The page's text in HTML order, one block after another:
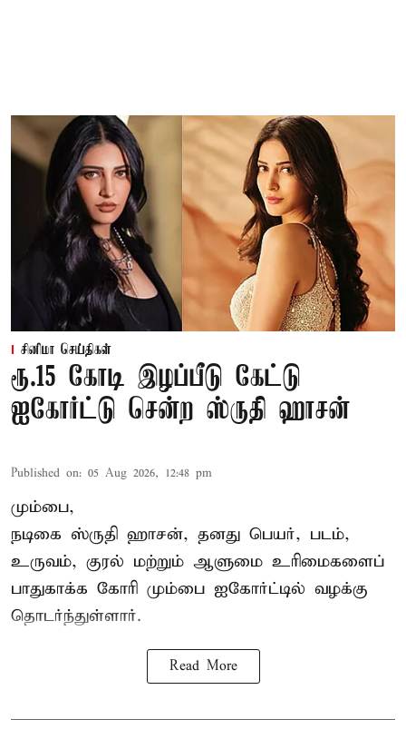
சினிமா செய்திகள்
ரூ.15 கோடி இழப்பீடு கேட்டு
ஐகோர்ட்டு சென்ற ஸ்ருதி ஹாசன்
Published on: 05 Aug 2026, 12:48 pm
மும்பை,
நடிகை ஸ்ருதி ஹாசன், தனது பெயர், படம்,
உருவம், குரல் மற்றும் ஆளுமை உரிமைகளைப்
பாதுகாக்க கோரி மும்பை ஐகோர்ட்டில் வழக்கு
தொடர்ந்துள்ளார்.
Read More